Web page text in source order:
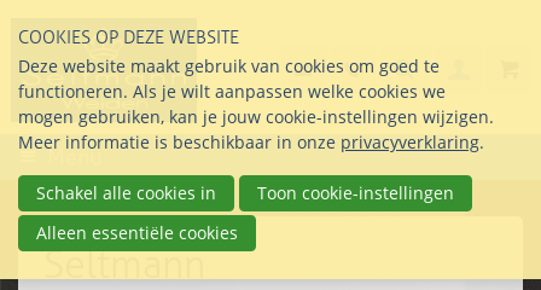
links
over
Direct
naar
inhoud
Direct
naar
het
info@seltmann-
Stel uw vraag
085 76 07 000
Search
Menu
Seltmann
COOKIES OP DEZE WEBSITE
Deze website maakt gebruik van cookies om goed te
functioneren. Als je wilt aanpassen welke cookies we
mogen gebruiken, kan je jouw cookie-instellingen wijzigen.
Meer informatie is beschikbaar in onze privacyverklaring.
Schakel alle cookies in
Toon cookie-instellingen
Alleen essentiële cookies